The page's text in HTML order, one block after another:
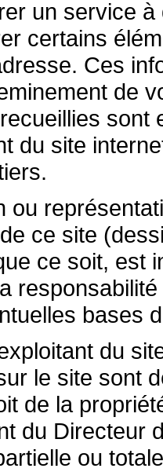
un service
certains
Ces
de
du site
ou
ce site
ce soit, est
bases
du
le site sont
de la
du Directeur
ou